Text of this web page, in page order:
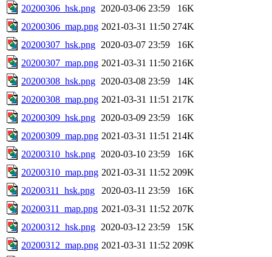
20200306_hsk.png 2020-03-06 23:59
16K
20200306_map.png 2021-03-31 11:50 274K
20200307_hsk.png 2020-03-07 23:59
16K
20200307_map.png 2021-03-31 11:50 216K
20200308_hsk.png 2020-03-08 23:59
14K
20200308_map.png 2021-03-31 11:51 217K
20200309_hsk.png 2020-03-09 23:59
16K
20200309_map.png 2021-03-31 11:51 214K
20200310_hsk.png 2020-03-10 23:59
16K
20200310_map.png 2021-03-31 11:52 209K
20200311_hsk.png
2020-03-11 23:59
16K
20200311_map.png 2021-03-31 11:52 207K
20200312_hsk.png 2020-03-12 23:59
15K
20200312_map.png 2021-03-31 11:52 209K